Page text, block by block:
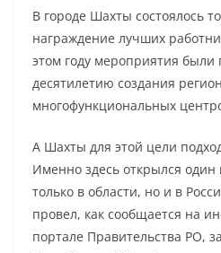
В городе Шахты состоялось
награждение лучших
этом году мероприятия
десятилетию создания
многофункциональных
А Шахты для этой цели
Именно здесь открылся
только в области, но и в
провел, как сообщается на
портале Правительства РО,